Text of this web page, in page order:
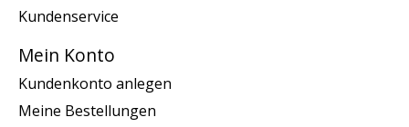
Kundenservice
Mein Konto
Kundenkonto anlegen
Meine Bestellungen